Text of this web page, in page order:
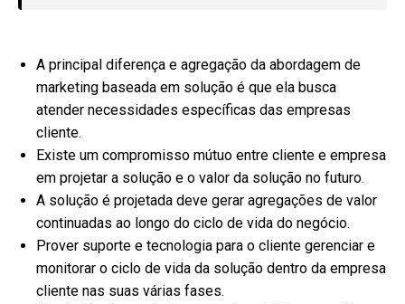
A principal diferença e agregação da abordagem de
marketing baseada em solução é que ela busca
atender necessidades específicas das empresas
cliente.
Existe um compromisso mútuo entre cliente e empresa
em projetar a solução e o valor da solução no futuro.
A solução é projetada deve gerar agregações de valor
continuadas ao longo do ciclo de vida do negócio.
Prover suporte e tecnologia para o cliente gerenciar e
monitorar o ciclo de vida da solução dentro da empresa
cliente nas suas várias fases.